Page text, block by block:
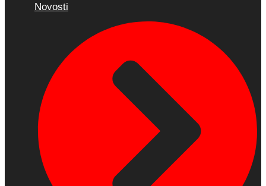
Novosti